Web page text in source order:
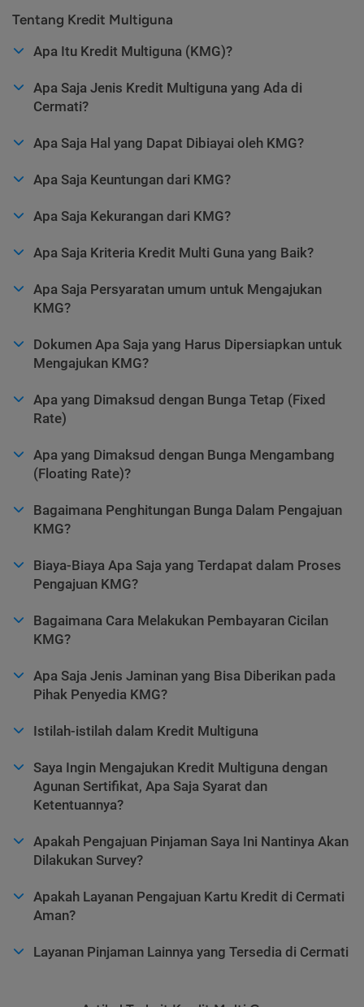
Tentang Kredit Multiguna
Apa Itu Kredit Multiguna (KMG)?
Apa Saja Jenis Kredit Multiguna yang Ada di
Cermati?
Apa Saja Hal yang Dapat Dibiayai oleh KMG?
Apa Saja Keuntungan dari KMG?
Apa Saja Kekurangan dari KMG?
Apa Saja Kriteria Kredit Multi Guna yang Baik?
Apa Saja Persyaratan umum untuk Mengajukan
KMG?
Dokumen Apa Saja yang Harus Dipersiapkan untuk
Mengajukan KMG?
Apa yang Dimaksud dengan Bunga Tetap (Fixed
Rate)
Apa yang Dimaksud dengan Bunga Mengambang
(Floating Rate)?
Bagaimana Penghitungan Bunga Dalam Pengajuan
KMG?
Biaya-Biaya Apa Saja yang Terdapat dalam Proses
Pengajuan KMG?
Bagaimana Cara Melakukan Pembayaran Cicilan
KMG?
Apa Saja Jenis Jaminan yang Bisa Diberikan pada
Pihak Penyedia KMG?
Istilah-istilah dalam Kredit Multiguna
Saya Ingin Mengajukan Kredit Multiguna dengan
Agunan Sertifikat, Apa Saja Syarat dan
Ketentuannya?
Apakah Pengajuan Pinjaman Saya Ini Nantinya Akan
Dilakukan Survey?
Apakah Layanan Pengajuan Kartu Kredit di Cermati
Aman?
Layanan Pinjaman Lainnya yang Tersedia di Cermati